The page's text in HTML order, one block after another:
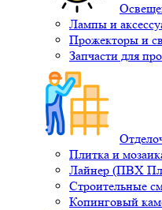
Лампы и
Прожекторы и
Запчасти для
Плитка и
Лайнер (ПВХ
Строительные
Копинговый